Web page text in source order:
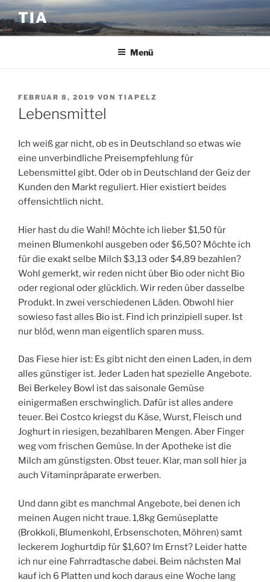
Zum
Inhalt
springen
TIA
Menü
VERÖFFENTLICHT
AM
FEBRUAR 8, 2019 VON TIAPELZ
Lebensmittel
Ich weiß gar nicht, ob es in Deutschland so etwas wie
eine unverbindliche Preisempfehlung für
Lebensmittel gibt. Oder ob in Deutschland der Geiz der
Kunden den Markt reguliert. Hier existiert beides
offensichtlich nicht.
Hier hast du die Wahl! Möchte ich lieber $1,50 für
meinen Blumenkohl ausgeben oder $6,50? Möchte ich
für die exakt selbe Milch $3,13 oder $4,89 bezahlen?
Wohl gemerkt, wir reden nicht über Bio oder nicht Bio
oder regional oder glücklich. Wir reden über dasselbe
Produkt. In zwei verschiedenen Läden. Obwohl hier
sowieso fast alles Bio ist. Find ich prinzipiell super. Ist
nur blöd, wenn man eigentlich sparen muss.
Das Fiese hier ist: Es gibt nicht den einen Laden, in dem
alles günstiger ist. Jeder Laden hat spezielle Angebote.
Bei Berkeley Bowl ist das saisonale Gemüse
einigermaßen erschwinglich. Dafür ist alles andere
teuer. Bei Costco kriegst du Käse, Wurst, Fleisch und
Joghurt in riesigen, bezahlbaren Mengen. Aber Finger
weg vom frischen Gemüse. In der Apotheke ist die
Milch am günstigsten. Obst teuer. Klar, man soll hier ja
auch Vitaminpräparate erwerben.
Und dann gibt es manchmal Angebote, bei denen ich
meinen Augen nicht traue. 1,8kg Gemüseplatte
(Brokkoli, Blumenkohl, Erbsenschoten, Möhren) samt
leckerem Joghurtdip für $1,60? Im Ernst? Leider hatte
ich nur eine Fahrradtasche dabei. Beim nächsten Mal
kauf ich 6 Platten und koch daraus eine Woche lang